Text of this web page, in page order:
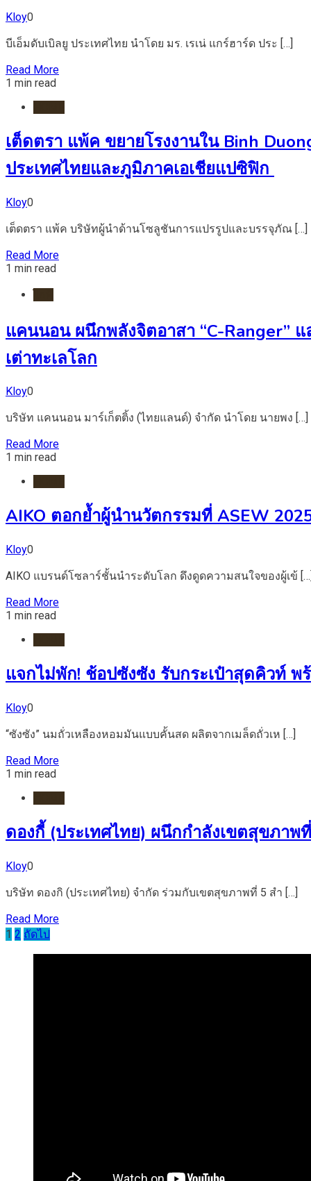
Kloy0
บีเอ็มดับเบิลยู ประเทศไทย นำโดย มร. เรเน่ แกร์ฮาร์ด ประ […]
Read More
1 min read
เต็ดตรา แพ้ค ขยายโรงงานใน Binh
ประเทศไทยและภูมิภาคเอเชียแปซิฟิก
Kloy0
เต็ดตรา แพ้ค บริษัทผู้นำด้านโซลูชันการแปรรูปและบรรจุภัณ […]
Read More
1 min read
แคนนอน ผนึกพลังจิตอาสา “C-Ranger”
เต่าทะเลโลก
Kloy0
บริษัท แคนนอน มาร์เก็ตติ้ง (ไทยแลนด์) จำกัด นำโดย นายพง […]
Read More
1 min read
AIKO ตอกย้ำผู้นำนวัตกรรมที่ ASEW
Kloy0
AIKO แบรนด์โซลาร์ชั้นนำระดับโลก ดึงดูดความสนใจของผู้เข้
Read More
1 min read
แจกไม่พัก! ช้อปซังซัง รับกระเป๋าสุดคิวท์
Kloy0
“ซังซัง” นมถั่วเหลืองหอมมันแบบคั้นสด ผลิตจากเมล็ดถั่วเห […]
Read More
1 min read
ดองกี้ (ประเทศไทย) ผนึกกำลังเขตสุขภ
Kloy0
บริษัท ดองกิ (ประเทศไทย) จำกัด ร่วมกับเขตสุขภาพที่ 5 สำ […]
Read More
Posts
pagination
1 2 ถัดไป